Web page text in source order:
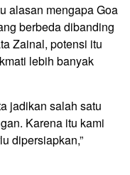
alasan mengapa Goa
berbeda dibanding
Zainal, potensi itu
lebih banyak
jadikan salah satu
Karena itu kami
dipersiapkan,”